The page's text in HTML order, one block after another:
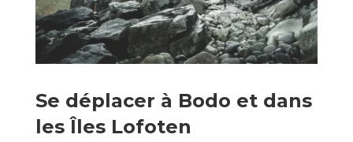
Se déplacer à Bodo et dans
les Îles Lofoten